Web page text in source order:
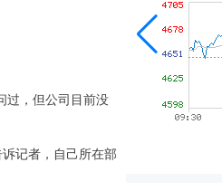
过，但公司目前没
记者，自己所在部